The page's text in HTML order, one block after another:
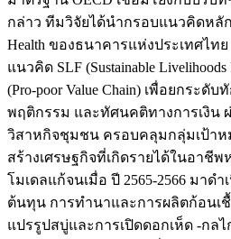
กล่าว ทีมวิจัยได้นำกรอบแนวคิดหลัก
Health ของธนาคารแห่งประเทศไท
แนวคิด SLF (Sustainable
(Pro-poor Value Chain) เพื่อยกระดั
พฤติกรรม และทัศนคติทางการเงิน
วิสาหกิจชุมชน ครอบคลุมกลุ่มเป้าห
สร้างเศรษฐกิจที่เกิดรายได้ในอาชี
โมเดลแก้จนเมื่อ ปี 2565-2566 มาด
ต้นทุน การทำนาและการผลิตก้อนเชื้
แปรรูปสบู่และการเปิดดอกเห็ด -กล